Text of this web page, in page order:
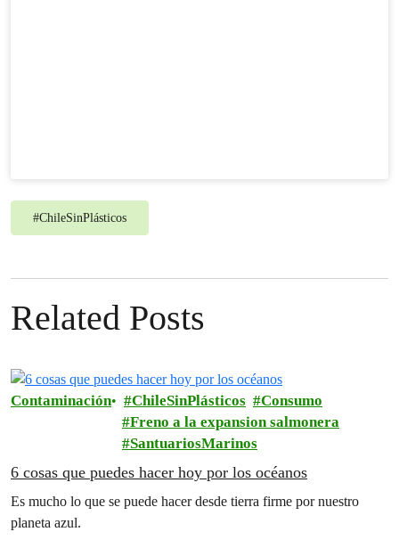
#ChileSinPlásticos
Related Posts
Contaminación ChileSinPlásticos
Consumo
Freno a la expansion salmonera
SantuariosMarinos
6 cosas que puedes hacer hoy por los océanos
Es mucho lo que se puede hacer desde tierra firme por nuestro
planeta azul.